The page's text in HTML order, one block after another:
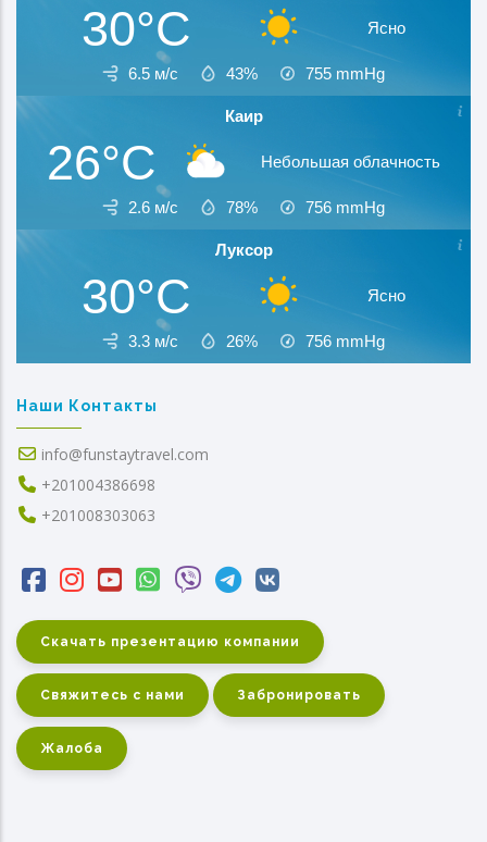
30°C Ясно
6.5 м/с 43% 755 mmHg
Каир
26°C Небольшая облачность
2.6 м/с 78% 756 mmHg
Луксор
30°C Ясно
3.3 м/с 26% 756 mmHg
Наши Контакты
info@funstaytravel.com
+201004386698
+201008303063
Скачать презентацию компании
Свяжитесь с нами Забронировать
Жалоба